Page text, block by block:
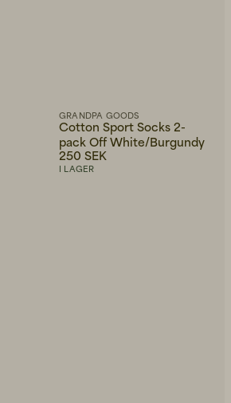
GRANDPA GOODS
Cotton Sport Socks 2-
pack Off White/Burgundy
250 SEK
I LAGER